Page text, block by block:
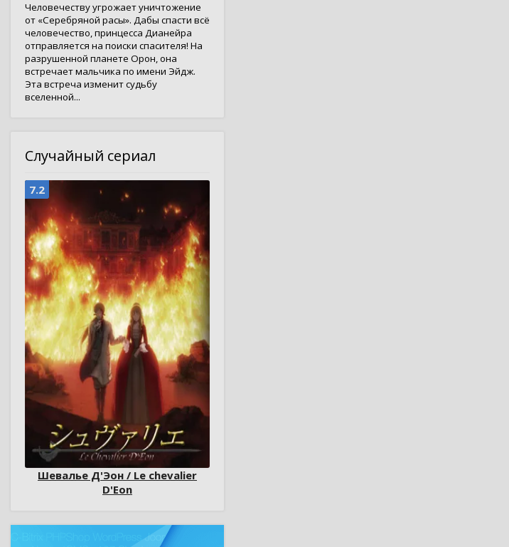
Человечеству угрожает уничтожение
от «Серебряной расы». Дабы спасти всё
человечество, принцесса Дианейра
отправляется на поиски спасителя! На
разрушенной планете Орон, она
встречает мальчика по имени Эйдж.
Эта встреча изменит судьбу
вселенной...
Случайный сериал
7.2
Шевалье Д'Эон / Le chevalier
D'Eon